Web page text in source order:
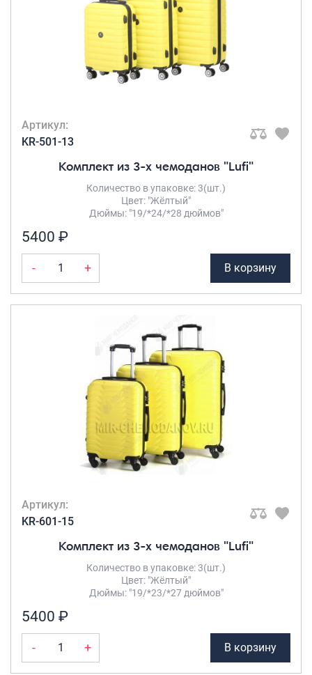
Артикул:
KR-501-13
Комплект из 3-х чемоданов "Lufi"
Количество в упаковке: 3(шт.)
Цвет: "Жёлтый"
Дюймы: "19/*24/*28 дюймов"
5400 ₽
- + В корзину
Артикул:
KR-601-15
Комплект из 3-х чемоданов "Lufi"
Количество в упаковке: 3(шт.)
Цвет: "Жёлтый"
Дюймы: "19/*23/*27 дюймов"
5400 ₽
- + В корзину